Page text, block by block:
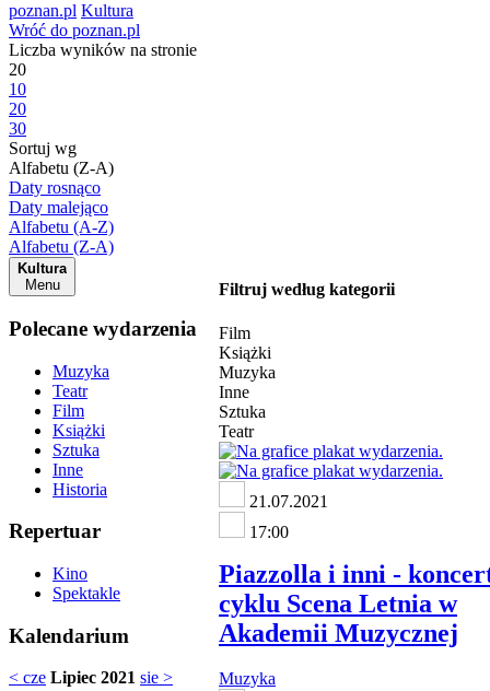
poznan.pl Kultura
Wróć do poznan.pl
Liczba wyników na stronie
20
10
20
30
Sortuj wg
Alfabetu (Z-A)
Daty rosnąco
Daty malejąco
Alfabetu (A-Z)
Alfabetu (Z-A)
Kultura
Menu
Polecane wydarzenia
Muzyka
Teatr
Film
Książki
Sztuka
Inne
Historia
Repertuar
Kino
Spektakle
Kalendarium
< cze Lipiec 2021 sie >
Filtruj według kategorii
Film
Książki
Muzyka
Inne
Sztuka
Teatr
21.07.2021
17:00
Piazzolla i inni -
cyklu Scena Letnia w
Akademii Muzycznej
Muzyka